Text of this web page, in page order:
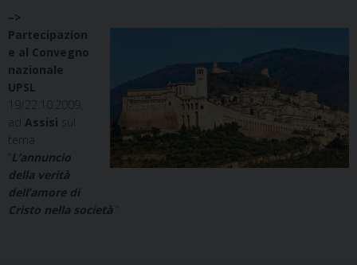
–>
Partecipazion
e al Convegno
nazionale
UPSL
19/22.10.2009,
ad Assisi sul
tema
L’annuncio
della verità
dell’amore di
Cristo nella società